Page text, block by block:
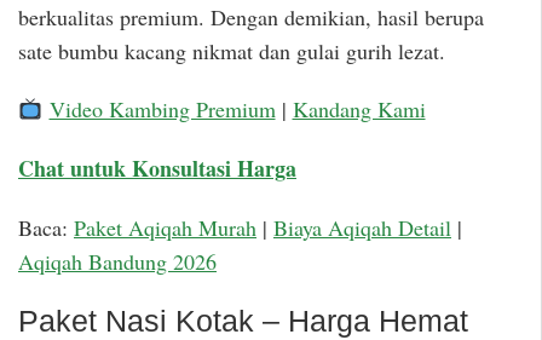
berkualitas premium. Dengan demikian, hasil berupa
sate bumbu kacang nikmat dan gulai gurih lezat.
Video Kambing Premium| Kandang Kami
Chat untuk Konsultasi Harga
Baca: Paket Aqiqah Murah | Biaya Aqiqah Detail |
Aqiqah Bandung 2026
Paket Nasi Kotak – Harga Hemat